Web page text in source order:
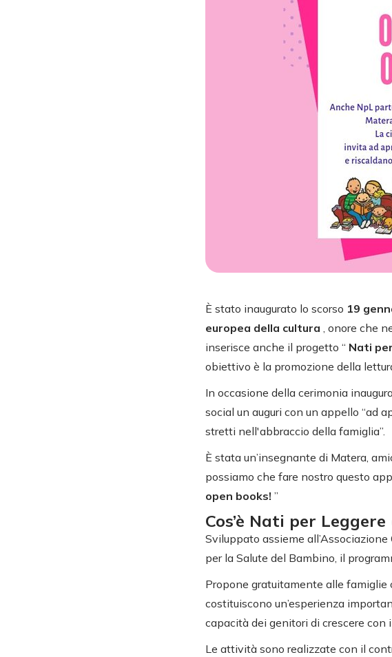
È stato inaugurato lo scorso 19
europea della cultura , onore che
inserisce anche il progetto “ Nati
obiettivo è la promozione della
In occasione della cerimonia
social un auguri con un appello “ad
stretti nell'abbraccio della famiglia”.
È stata un’insegnante di Matera,
possiamo che fare nostro questo
open books! ”
Cos’è Nati per Leggere
Sviluppato assieme
per la Salute del Bambino, il
Propone gratuitamente alle
costituiscono un’esperienza
capacità dei genitori di crescere con
Le attività sono realizzate con il